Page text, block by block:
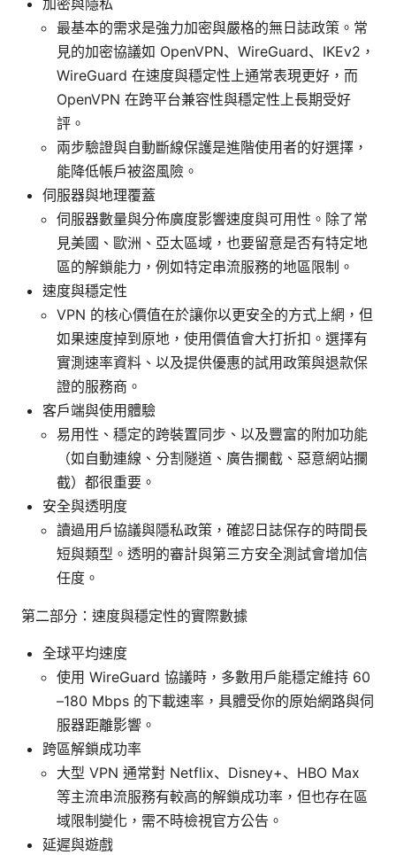
最基本的需求是強力加密與嚴格的無日誌政策。常
見的加密協議如 OpenVPN、WireGuard、IKEv2，
WireGuard 在速度與穩定性上通常表現更好，而
OpenVPN 在跨平台兼容性與穩定性上長期受好
評。
兩步驗證與自動斷線保護是進階使用者的好選擇，
能降低帳戶被盜風險。
伺服器與地理覆蓋
伺服器數量與分佈廣度影響速度與可用性。除了常
見美國、歐洲、亞太區域，也要留意是否有特定地
區的解鎖能力，例如特定串流服務的地區限制。
速度與穩定性
VPN 的核心價值在於讓你以更安全的方式上網，但
如果速度掉到原地，使用價值會大打折扣。選擇有
實測速率資料、以及提供優惠的試用政策與退款保
證的服務商。
客戶端與使用體驗
易用性、穩定的跨裝置同步、以及豐富的附加功能
（如自動連線、分割隧道、廣告攔截、惡意網站攔
截）都很重要。
安全與透明度
讀過用戶協議與隱私政策，確認日誌保存的時間長
短與類型。透明的審計與第三方安全測試會增加信
任度。
第二部分：速度與穩定性的實際數據
全球平均速度
使用 WireGuard 協議時，多數用戶能穩定維持 60
–180 Mbps 的下載速率，具體受你的原始網路與伺
服器距離影響。
跨區解鎖成功率
大型 VPN 通常對 Netflix、Disney+、HBO Max
等主流串流服務有較高的解鎖成功率，但也存在區
域限制變化，需不時檢視官方公告。
延遲與遊戲